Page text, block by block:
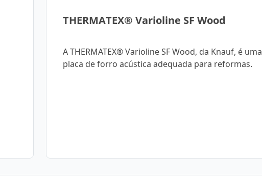
THERMATEX® Varioline SF Wood
A THERMATEX® Varioline SF Wood, da Knauf, é uma
placa de forro acústica adequada para reformas.